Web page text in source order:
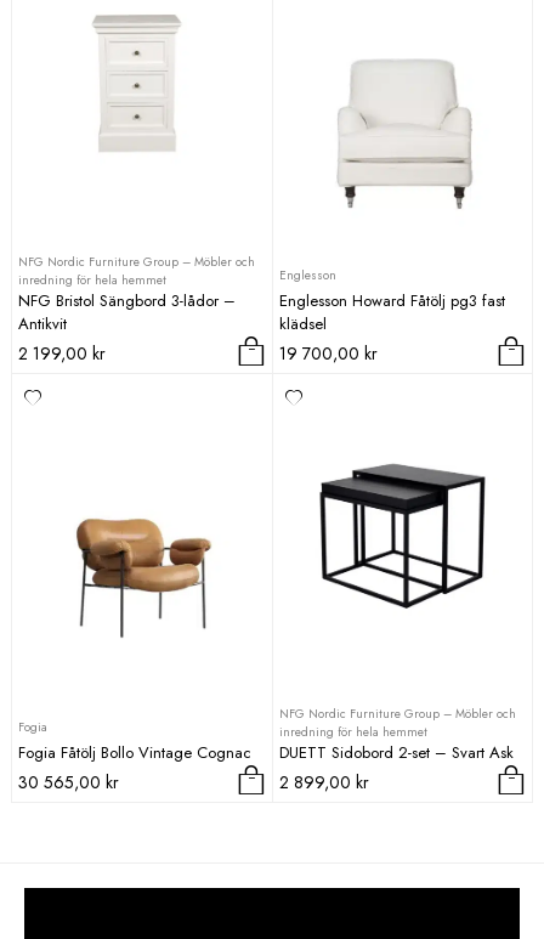
NFG Nordic Furniture Group – Möbler och
inredning för hela hemmet
NFG Bristol Sängbord 3-lådor –
Antikvit
2 199,00 kr
Englesson
Englesson Howard Fåtölj pg3 fast
klädsel
19 700,00 kr
Fogia
Fogia Fåtölj Bollo Vintage Cognac
30 565,00 kr
NFG Nordic Furniture Group – Möbler och
inredning för hela hemmet
DUETT Sidobord 2-set – Svart Ask
2 899,00 kr